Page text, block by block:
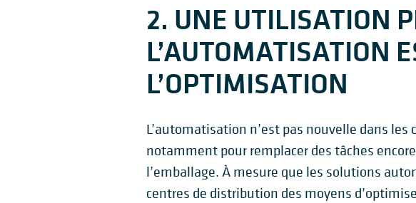
2. UNE UTILISATION
L’AUTOMATISATION
L’OPTIMISATION
L’automatisation n’est pas nouvelle dans
notamment pour remplacer des tâches
l’emballage. À mesure que les solutions
centres de distribution des moyens